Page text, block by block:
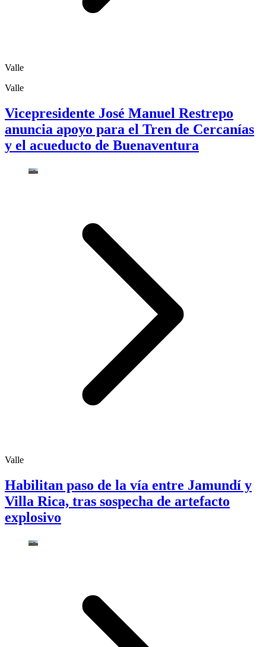
Valle
Valle
Vicepresidente José Manuel Restrepo
anuncia apoyo para el Tren de Cercanías
y el acueducto de Buenaventura
Valle
Habilitan paso de la vía entre Jamundí y
Villa Rica, tras sospecha de artefacto
explosivo